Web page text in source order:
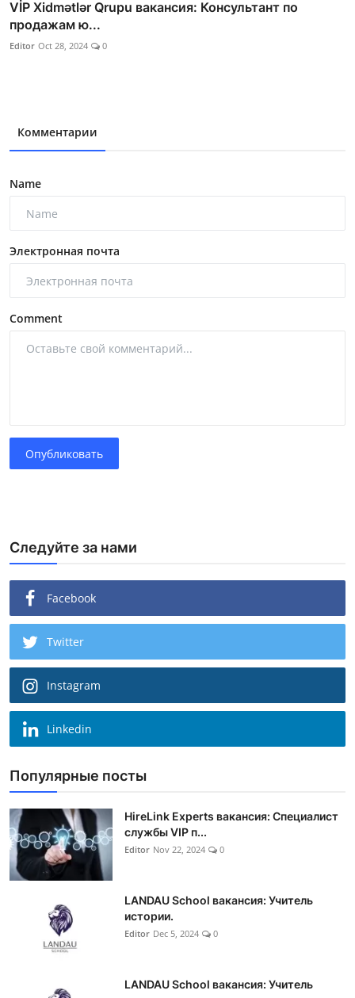
VİP Xidmətlər Qrupu вакансия: Консультант по
продажам ю...
Editor Oct 28, 2024 0
Комментарии
Name
Электронная почта
Comment
Опубликовать
Следуйте за нами
Facebook
Twitter
Instagram
Linkedin
Популярные посты
HireLink Experts вакансия: Специалист
службы VIP п...
Editor Nov 22, 2024 0
LANDAU School вакансия: Учитель
истории.
Editor Dec 5, 2024 0
LANDAU School вакансия: Учитель